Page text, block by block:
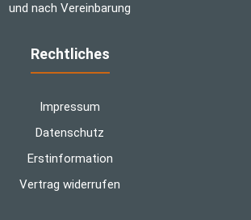
und nach Vereinbarung
Rechtliches
Impressum
Datenschutz
Erstinformation
Vertrag widerrufen